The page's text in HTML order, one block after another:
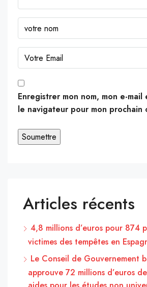
Enregistrer mon nom, mon e-mail
le navigateur pour mon prochain
Articles récents
4,8 millions d’euros pour 874
victimes des tempêtes en
Le Conseil de Gouvernement
approuve 72 millions d’euros